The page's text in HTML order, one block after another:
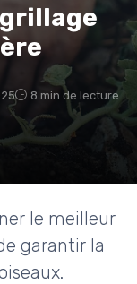
8 min de lecture
le meilleur
garantir la